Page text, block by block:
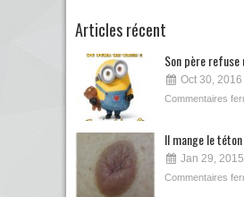
Articles récent
Son père refuse
Oct 30, 2016
Commentaires
Il mange le téton
Jan 29, 2015
Commentaires